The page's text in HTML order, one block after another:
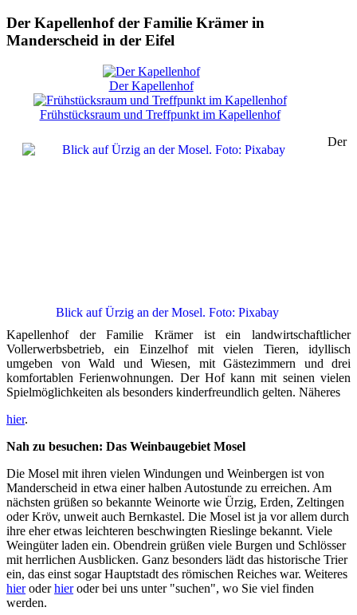
Der Kapellenhof der Familie Krämer in
Manderscheid in der Eifel
Der Kapellenhof
Frühstücksraum und Treffpunkt im Kapellenhof
Blick auf Ürzig an der Mosel. Foto: Pixabay
Der
Kapellenhof der Familie Krämer ist ein landwirtschaftlicher
Vollerwerbsbetrieb, ein Einzelhof mit vielen Tieren, idyllisch
umgeben von Wald und Wiesen, mit Gästezimmern und drei
komfortablen Ferienwohnungen. Der Hof kann mit seinen vielen
Spielmöglichkeiten als besonders kinderfreundlich gelten. Näheres
hier.
Nah zu besuchen: Das Weinbaugebiet Mosel
Die Mosel mit ihren vielen Windungen und Weinbergen ist von
Manderscheid in etwa einer halben Autostunde zu erreichen. Am
nächsten grüßen so bekannte Weinorte wie Ürzig, Erden, Zeltingen
oder Kröv, unweit auch Bernkastel. Die Mosel ist ja vor allem durch
ihre eher etwas leichteren beschwingten Rieslinge bekannt. Viele
Weingüter laden ein. Obendrein grüßen viele Burgen und Schlösser
mit herrlichen Ausblicken. Ganz besonders lädt das historische Trier
ein, das einst sogar Hauptstadt des römischen Reiches war. Weiteres
hieroderhieroder bei uns unter "suchen", wo Sie viel finden
werden.